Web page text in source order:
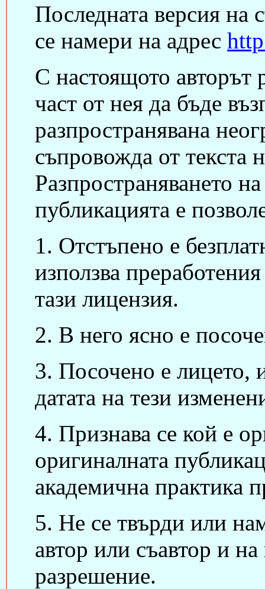
Последната версия на
се намери на адрес
С настоящото авторът
част от нея да бъде
разпространявана
съпровожда от текста
Разпространяването
публикацията е
1. Отстъпено е
използва
тази лицензия.
2. В него ясно е
3. Посочено е лицето,
датата на тези
4. Признава се кой е
оригиналната
академична практика
5. Не се твърди или
автор или съавтор и
разрешение.